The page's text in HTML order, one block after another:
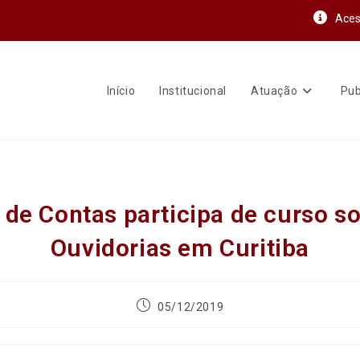
Início Institucional Atuação
de Contas participa de curso
Ouvidorias em Curitiba
05/12/2019